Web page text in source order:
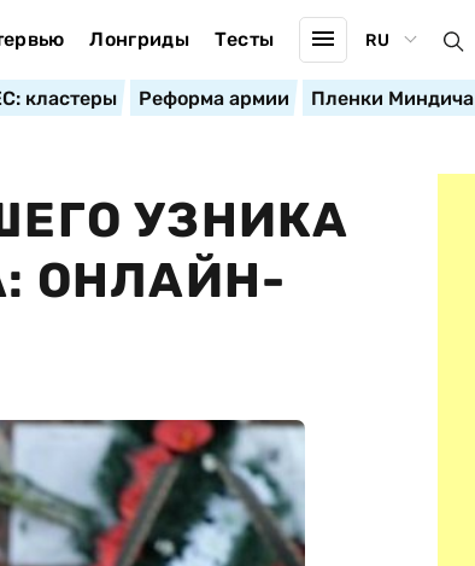
Лонгриды Тесты RU
кластеры Реформа армии Пленки Миндича
УЗНИКА
ОНЛАЙН-